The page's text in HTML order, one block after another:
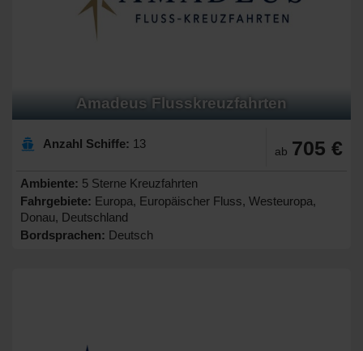
Amadeus Flusskreuzfahrten
Anzahl Schiffe: 13
ab 705 €
Ambiente: 5 Sterne Kreuzfahrten
Fahrgebiete: Europa, Europäischer Fluss, Westeuropa,
Donau, Deutschland
Bordsprachen: Deutsch